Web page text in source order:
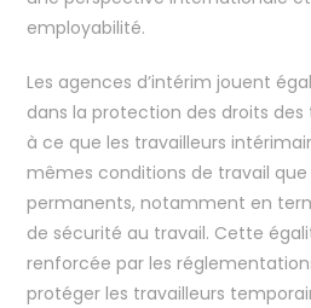
employabilité.
Les agences d’intérim jouent
dans la protection des droits des
à ce que les travailleurs
mêmes conditions de travail que
permanents, notamment en
de sécurité au travail. Cette
renforcée par les
protéger les travailleurs